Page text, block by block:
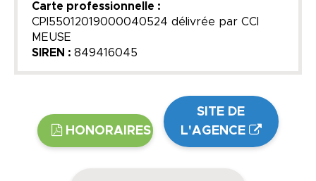
Carte professionnelle :
CPI55012019000040524 délivrée par CCI
MEUSE
SIREN : 849416045
HONORAIRES
SITE DE
L'AGENCE